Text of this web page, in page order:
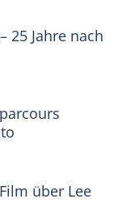
25 Jahre nach
über Lee